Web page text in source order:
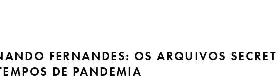
FERNANDES: OS ARQUIVOS
DE PANDEMIA